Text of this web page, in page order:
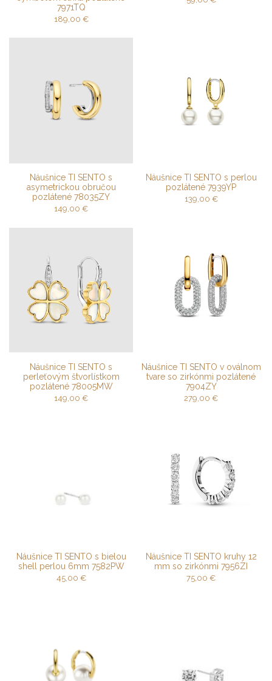
7971TQ
189,00 €
Náušnice TI SENTO s
asymetrickou obručou
pozlátené 78035ZY
149,00 €
Náušnice TI SENTO s perlou
pozlátené 7939YP
139,00 €
Náušnice TI SENTO s
perleťovým štvorlístkom
pozlátené 78005MW
149,00 €
Náušnice TI SENTO v oválnom
tvare so zirkónmi pozlátené
7904ZY
279,00 €
Náušnice TI SENTO s bielou
shell perlou 6mm 7582PW
45,00 €
Náušnice TI SENTO kruhy 12
mm so zirkónmi 7956ZI
75,00 €